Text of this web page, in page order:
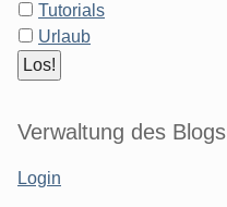
Tutorials
Urlaub
Verwaltung des Blogs
Login